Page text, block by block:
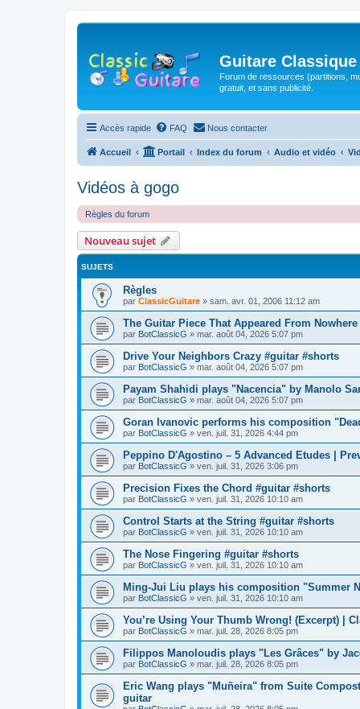
Guitare Classique
Forum de ressources (partitions,
gratuit, et sans publicité.
Accès rapide FAQ Nous contacter
Accueil Portail Index du forum Audio et vidéo
Vidéos à gogo
Règles du forum
Nouveau sujet
SUJETS
Règles
par ClassicGuitare » sam. avr. 01, 2006 11:12 am
The Guitar Piece That Appeared From
par BotClassicG » mar. août 04, 2026 5:07 pm
Drive Your Neighbors Crazy #guitar #shorts
par BotClassicG » mar. août 04, 2026 5:07 pm
Payam Shahidi plays "Nacencia" by Manolo
par BotClassicG » mar. août 04, 2026 5:07 pm
Goran Ivanovic performs his composition
par BotClassicG » ven. juil. 31, 2026 4:44 pm
Peppino D'Agostino – 5 Advanced Etudes |
par BotClassicG » ven. juil. 31, 2026 3:06 pm
Precision Fixes the Chord #guitar #shorts
par BotClassicG » ven. juil. 31, 2026 10:10 am
Control Starts at the String #guitar #shorts
par BotClassicG » ven. juil. 31, 2026 10:10 am
The Nose Fingering #guitar #shorts
par BotClassicG » ven. juil. 31, 2026 10:10 am
Ming-Jui Liu plays his composition "Summer
par BotClassicG » ven. juil. 31, 2026 10:10 am
You’re Using Your Thumb Wrong! (Excerpt) |
par BotClassicG » mar. juil. 28, 2026 8:05 pm
Filippos Manoloudis plays "Les Grâces" by
par BotClassicG » mar. juil. 28, 2026 8:05 pm
Eric Wang plays "Muñeira" from Suite
guitar